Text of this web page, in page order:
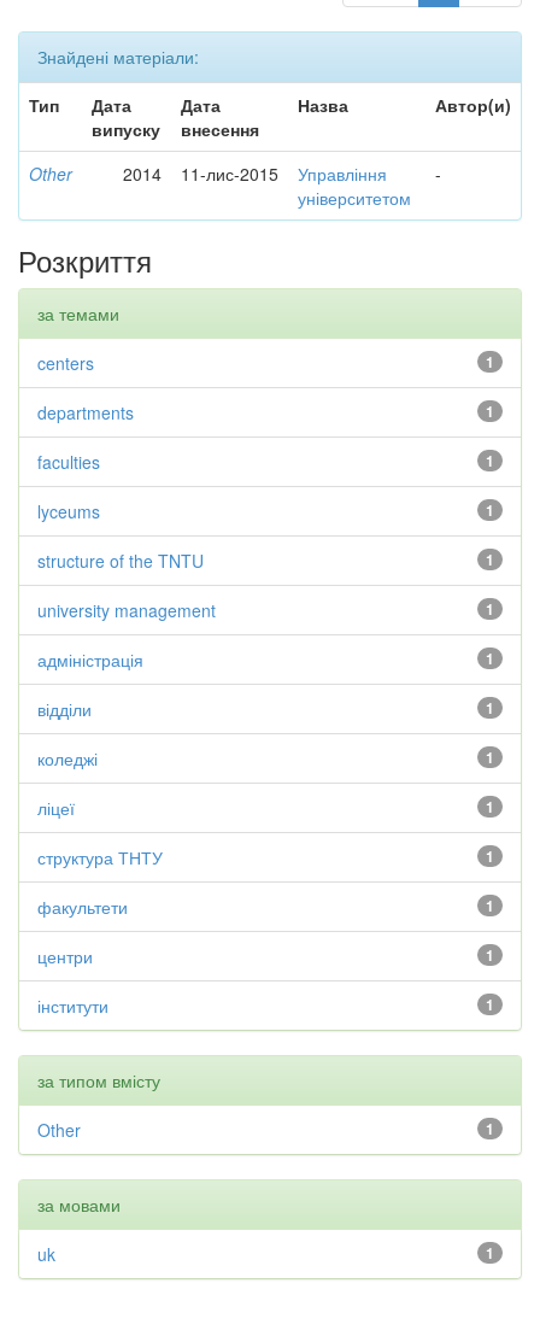
Знайдені матеріали:
Тип
Дата
випуску
Дата
внесення
Назва Автор(и)
Other 2014 11-лис-2015
Управління
університетом
-
Розкриття
за темами
1
centers
1
departments
1
faculties
1
lyceums
1
structure of the TNTU
1
university management
1
адміністрація
1
відділи
1
коледжі
1
ліцеї
1
структура ТНТУ
1
факультети
1
центри
1
інститути
за типом вмісту
1
Other
за мовами
1
uk